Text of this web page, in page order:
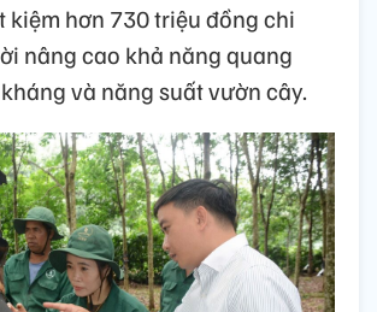
kiệm hơn 730 triệu đồng chi
nâng cao khả năng quang
và năng suất vườn cây.